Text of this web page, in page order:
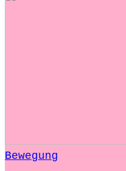
Bewegung